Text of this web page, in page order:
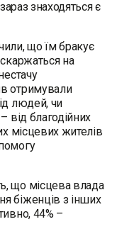
знаходяться є
що їм бракує
на
отримували
людей, чи
від благодійних
місцевих жителів
що місцева влада
біженців з інших
44% –